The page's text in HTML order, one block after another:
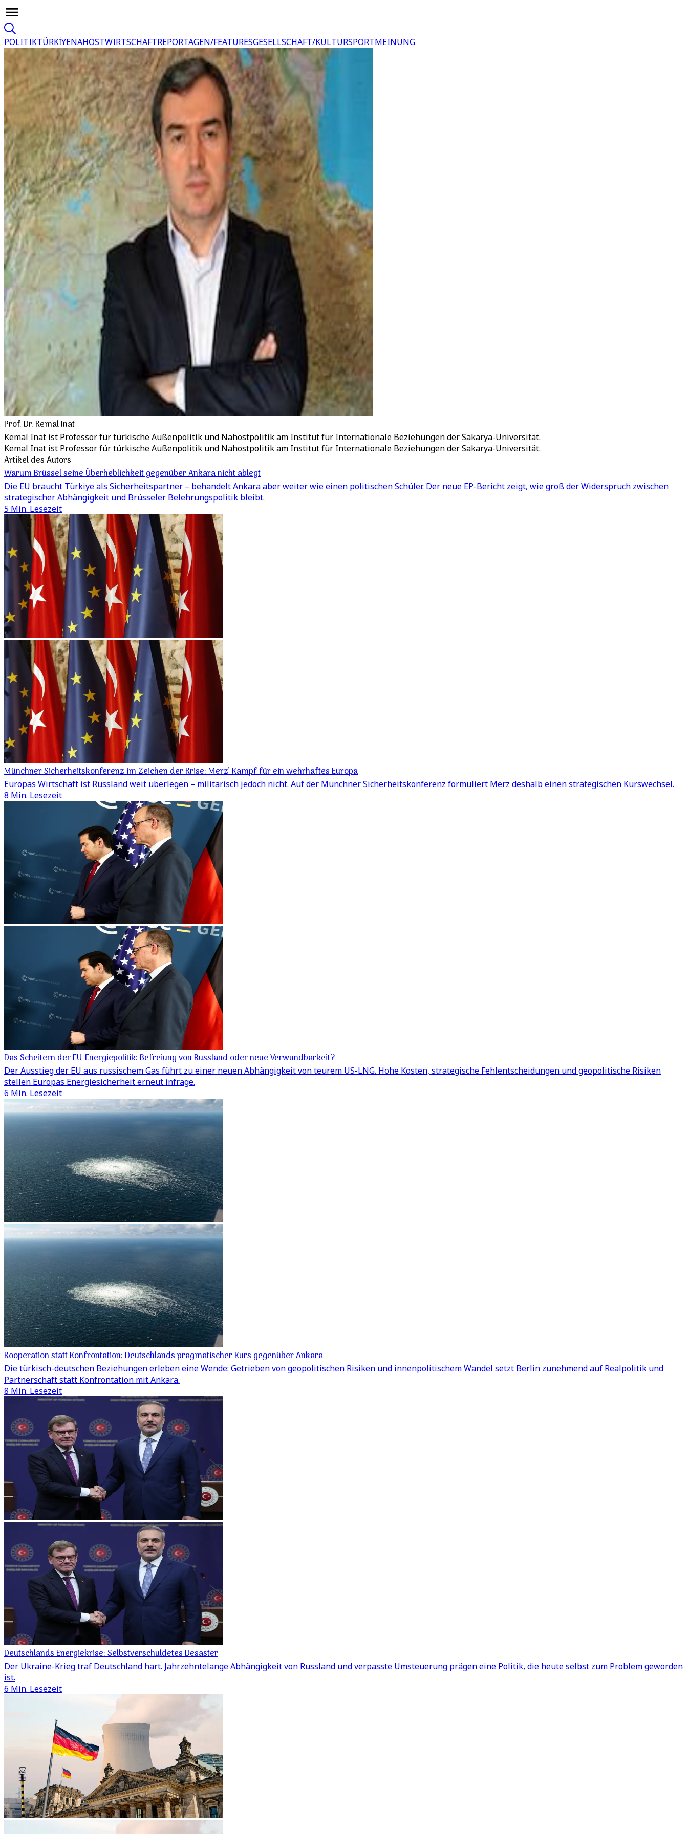
POLITIKTÜRKİYENAHOSTWIRTSCHAFTREPORTAGEN/FEATURESGESELLSCHAFT/KULTURSPORTMEINUNG
Prof. Dr. Kemal Inat
Kemal Inat ist Professor für türkische Außenpolitik und Nahostpolitik am Institut für Internationale Beziehungen der Sakarya-Universität.
Kemal Inat ist Professor für türkische Außenpolitik und Nahostpolitik am Institut für Internationale Beziehungen der Sakarya-Universität.
Artikel des Autors
Warum Brüssel seine Überheblichkeit gegenüber Ankara nicht ablegt
Die EU braucht Türkiye als Sicherheitspartner – behandelt Ankara aber weiter wie einen politischen Schüler. Der neue EP-Bericht zeigt, wie groß der Widerspruch zwischen
strategischer Abhängigkeit und Brüsseler Belehrungspolitik bleibt.
5 Min. Lesezeit
Münchner Sicherheitskonferenz im Zeichen der Krise: Merz’ Kampf für ein wehrhaftes Europa
Europas Wirtschaft ist Russland weit überlegen – militärisch jedoch nicht. Auf der Münchner Sicherheitskonferenz formuliert Merz deshalb einen strategischen Kurswechsel.
8 Min. Lesezeit
Das Scheitern der EU-Energiepolitik: Befreiung von Russland oder neue Verwundbarkeit?
Der Ausstieg der EU aus russischem Gas führt zu einer neuen Abhängigkeit von teurem US-LNG. Hohe Kosten, strategische Fehlentscheidungen und geopolitische Risiken
stellen Europas Energiesicherheit erneut infrage.
6 Min. Lesezeit
Kooperation statt Konfrontation: Deutschlands pragmatischer Kurs gegenüber Ankara
Die türkisch-deutschen Beziehungen erleben eine Wende: Getrieben von geopolitischen Risiken und innenpolitischem Wandel setzt Berlin zunehmend auf Realpolitik und
Partnerschaft statt Konfrontation mit Ankara.
8 Min. Lesezeit
Deutschlands Energiekrise: Selbstverschuldetes Desaster
Der Ukraine-Krieg traf Deutschland hart. Jahrzehntelange Abhängigkeit von Russland und verpasste Umsteuerung prägen eine Politik, die heute selbst zum Problem geworden
ist.
6 Min. Lesezeit